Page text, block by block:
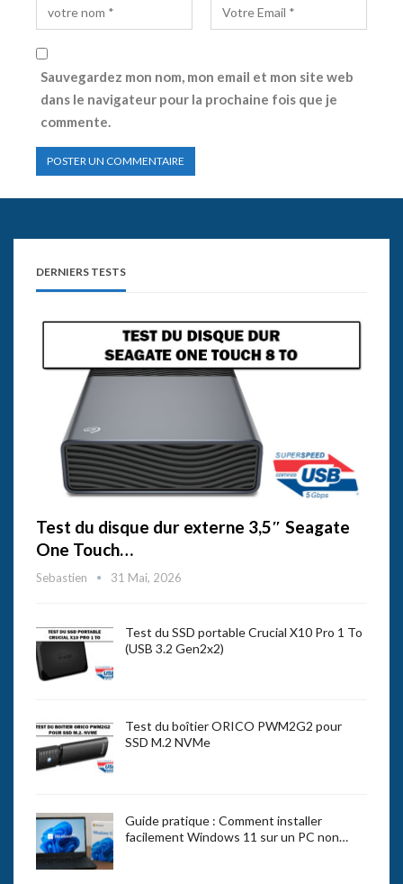
Sauvegardez mon nom, mon email et mon site web
dans le navigateur pour la prochaine fois que je
commente.
DERNIERS TESTS
Test du disque dur externe 3,5″ Seagate
One Touch…
Sebastien 31 Mai, 2026
Test du SSD portable Crucial X10 Pro 1 To
(USB 3.2 Gen2x2)
Test du boîtier ORICO PWM2G2 pour
SSD M.2 NVMe
Guide pratique : Comment installer
facilement Windows 11 sur un PC non…